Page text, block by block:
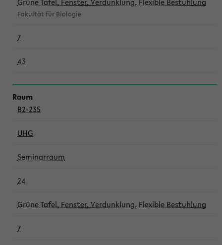
Fakultät für Biologie
7
43
B2-235
UHG
Seminarraum
24
Grüne Tafel, Fenster, Verdunklung, Flexible Bestuhlung
7